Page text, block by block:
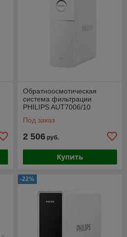
Обратноосмотическая
система фильтрации
PHILIPS AUT7006/10
Под заказ
2 506 руб.
Купить
-22%